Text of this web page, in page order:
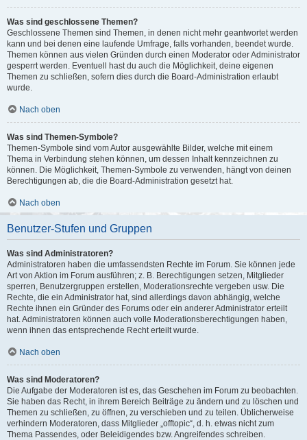
Was sind geschlossene Themen?
Geschlossene Themen sind Themen, in denen nicht mehr geantwortet werden
kann und bei denen eine laufende Umfrage, falls vorhanden, beendet wurde.
Themen können aus vielen Gründen durch einen Moderator oder Administrator
gesperrt werden. Eventuell hast du auch die Möglichkeit, deine eigenen
Themen zu schließen, sofern dies durch die Board-Administration erlaubt
wurde.
Nach oben
Was sind Themen-Symbole?
Themen-Symbole sind vom Autor ausgewählte Bilder, welche mit einem
Thema in Verbindung stehen können, um dessen Inhalt kennzeichnen zu
können. Die Möglichkeit, Themen-Symbole zu verwenden, hängt von deinen
Berechtigungen ab, die die Board-Administration gesetzt hat.
Nach oben
Benutzer-Stufen und Gruppen
Was sind Administratoren?
Administratoren haben die umfassendsten Rechte im Forum. Sie können jede
Art von Aktion im Forum ausführen; z. B. Berechtigungen setzen, Mitglieder
sperren, Benutzergruppen erstellen, Moderationsrechte vergeben usw. Die
Rechte, die ein Administrator hat, sind allerdings davon abhängig, welche
Rechte ihnen ein Gründer des Forums oder ein anderer Administrator erteilt
hat. Administratoren können auch volle Moderationsberechtigungen haben,
wenn ihnen das entsprechende Recht erteilt wurde.
Nach oben
Was sind Moderatoren?
Die Aufgabe der Moderatoren ist es, das Geschehen im Forum zu beobachten.
Sie haben das Recht, in ihrem Bereich Beiträge zu ändern und zu löschen und
Themen zu schließen, zu öffnen, zu verschieben und zu teilen. Üblicherweise
verhindern Moderatoren, dass Mitglieder „offtopic“, d. h. etwas nicht zum
Thema Passendes, oder Beleidigendes bzw. Angreifendes schreiben.